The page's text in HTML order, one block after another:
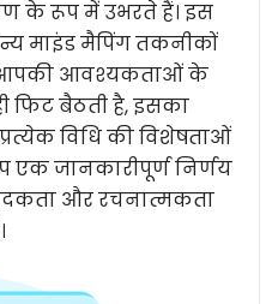
के रूप में उभरते हैं। इस
माइंड मैपिंग तकनीकों
आवश्यकताओं के
फिट बैठती है, इसका
विधि की विशेषताओं
जानकारीपूर्ण निर्णय
और रचनात्मकता